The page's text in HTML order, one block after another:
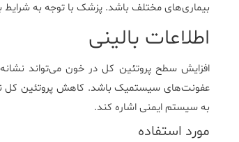
بیماری‌های مختلف باشد. پزشک با توجه به شرایط
اطلاعات بالینی
افزایش سطح پروتئین کل در خون می‌تواند
عفونت‌های سیستمیک باشد. کاهش پروتئین کل
به سیستم ایمنی اشاره کند.
مورد استفاده